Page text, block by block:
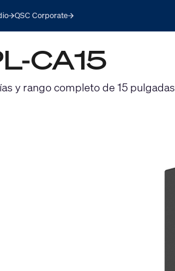
QSC Corporate
CA15
y rango completo de 15 pulgadas